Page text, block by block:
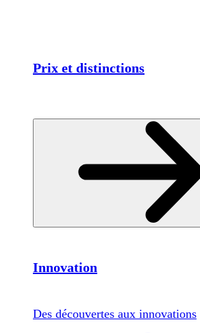
Prix et distinctions
Innovation
Des découvertes aux innovations